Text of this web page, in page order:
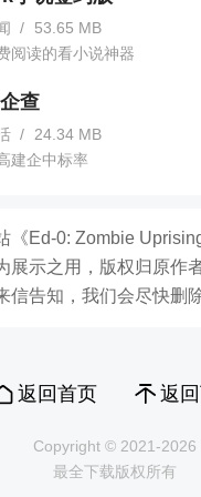
/
53.65 MB
阅读的看小说神器
查
/
24.34 MB
建企中标率
《Ed-0: Zombie
展示之用，版权归原作
信告知，我们会尽快删除
返回首页 返
Copyright © 2021-2026
最全下载版权所有